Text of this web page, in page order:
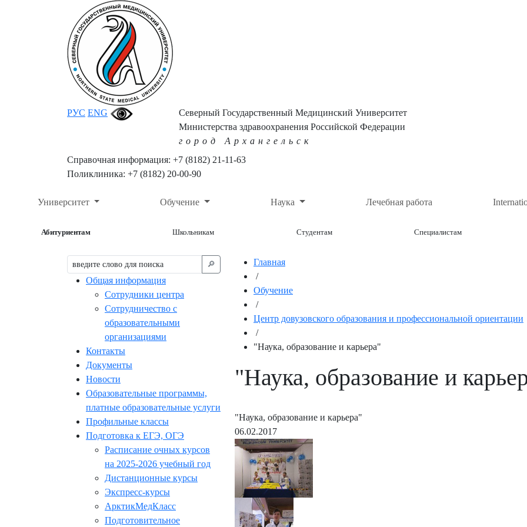
РУС ENG
Северный Государственный Медицинский Университет
Министерства здравоохранения Российской Федерации
город Архангельск
Справочная информация: +7 (8182) 21-11-63
Поликлиника: +7 (8182) 20-00-90
Университет Обучение Наука Лечебная работа
Абитуриентам Школьникам Студентам Специалистам
🔎︎
Общая информация
Сотрудники центра
Сотрудничество с
образовательными
организациями
Контакты
Документы
Новости
Образовательные программы,
платные образовательные услуги
Профильные классы
Подготовка к ЕГЭ, ОГЭ
Расписание очных курсов
на 2025-2026 учебный год
Дистанционные курсы
Экспресс-курсы
АрктикМедКласс
Подготовительное
Главная
/
Обучение
/
Центр довузовского образования и профессиональной ориентации
/
"Наука, образование и карьера"
"Наука, образование и
"Наука, образование и карьера"
06.02.2017